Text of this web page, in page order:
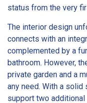
status from the very
The interior design
connects with an
complemented by a
bathroom. However,
private garden and a
any need. With a
support two